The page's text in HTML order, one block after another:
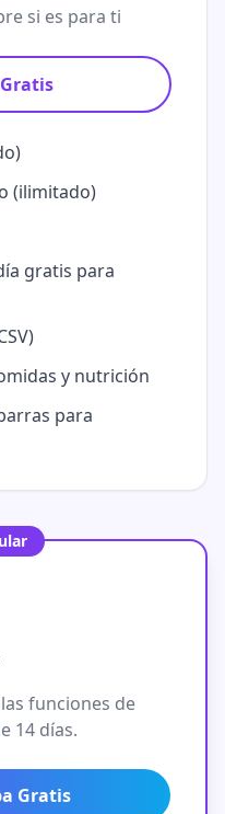
si es para ti
(ilimitado)
gratis para
y nutrición
para
funciones de
14 días.
Gratis